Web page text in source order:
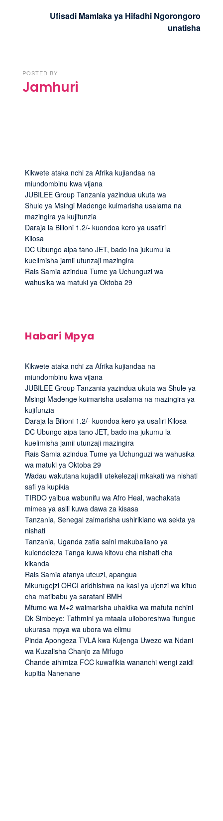
Ufisadi Mamlaka ya Hifadhi Ngorongoro
unatisha
POSTED BY
Jamhuri
Kikwete ataka nchi za Afrika kujiandaa na
miundombinu kwa vijana
JUBILEE Group Tanzania yazindua ukuta wa
Shule ya Msingi Madenge kuimarisha usalama na
mazingira ya kujifunzia
Daraja la Bilioni 1.2/- kuondoa kero ya usafiri
Kilosa
DC Ubungo aipa tano JET, bado ina jukumu la
kuelimisha jamii utunzaji mazingira
Rais Samia azindua Tume ya Uchunguzi wa
wahusika wa matuki ya Oktoba 29
Habari Mpya
Kikwete ataka nchi za Afrika kujiandaa na
miundombinu kwa vijana
JUBILEE Group Tanzania yazindua ukuta wa Shule ya
Msingi Madenge kuimarisha usalama na mazingira ya
kujifunzia
Daraja la Bilioni 1.2/- kuondoa kero ya usafiri Kilosa
DC Ubungo aipa tano JET, bado ina jukumu la
kuelimisha jamii utunzaji mazingira
Rais Samia azindua Tume ya Uchunguzi wa wahusika
wa matuki ya Oktoba 29
Wadau wakutana kujadili utekelezaji mkakati wa nishati
safi ya kupikia
TIRDO yaibua wabunifu wa Afro Heal, wachakata
mimea ya asili kuwa dawa za kisasa
Tanzania, Senegal zaimarisha ushirikiano wa sekta ya
nishati
Tanzania, Uganda zatia saini makubaliano ya
kuiendeleza Tanga kuwa kitovu cha nishati cha
kikanda
Rais Samia afanya uteuzi, apangua
Mkurugejzi ORCI aridhishwa na kasi ya ujenzi wa kituo
cha matibabu ya saratani BMH
Mfumo wa M+2 waimarisha uhakika wa mafuta nchini
Dk Simbeye: Tathmini ya mtaala ulioboreshwa ifungue
ukurasa mpya wa ubora wa elimu
Pinda Apongeza TVLA kwa Kujenga Uwezo wa Ndani
wa Kuzalisha Chanjo za Mifugo
Chande aihimiza FCC kuwafikia wananchi wengi zaidi
kupitia Nanenane